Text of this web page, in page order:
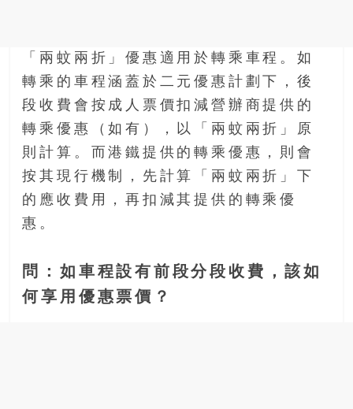
「兩蚊兩折」優惠適用於轉乘車程。如
轉乘的車程涵蓋於二元優惠計劃下，後
段收費會按成人票價扣減營辦商提供的
轉乘優惠（如有），以「兩蚊兩折」原
則計算。而港鐵提供的轉乘優惠，則會
按其現行機制，先計算「兩蚊兩折」下
的應收費用，再扣減其提供的轉乘優
惠。
問：如車程設有前段分段收費，該如
何享用優惠票價？